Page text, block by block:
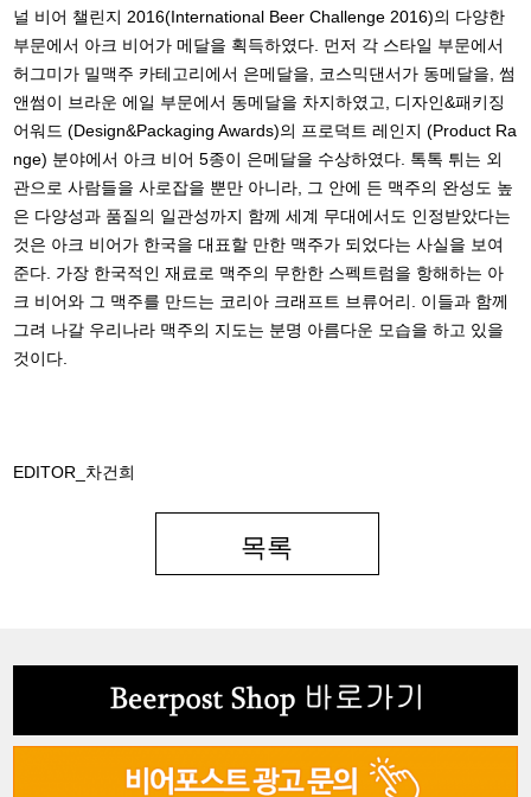
널 비어 챌린지 2016(International Beer Challenge 2016)의 다양한
부문에서 아크 비어가 메달을 획득하였다. 먼저 각 스타일 부문에서
허그미가 밀맥주 카테고리에서 은메달을, 코스믹댄서가 동메달을, 썸
앤썸이 브라운 에일 부문에서 동메달을 차지하였고, 디자인&패키징
어워드 (Design&Packaging Awards)의 프로덕트 레인지 (Product Ra
nge) 분야에서 아크 비어 5종이 은메달을 수상하였다. 톡톡 튀는 외
관으로 사람들을 사로잡을 뿐만 아니라, 그 안에 든 맥주의 완성도 높
은 다양성과 품질의 일관성까지 함께 세계 무대에서도 인정받았다는
것은 아크 비어가 한국을 대표할 만한 맥주가 되었다는 사실을 보여
준다. 가장 한국적인 재료로 맥주의 무한한 스펙트럼을 항해하는 아
크 비어와 그 맥주를 만드는 코리아 크래프트 브류어리. 이들과 함께
그려 나갈 우리나라 맥주의 지도는 분명 아름다운 모습을 하고 있을
것이다.
EDITOR_차건희
목록